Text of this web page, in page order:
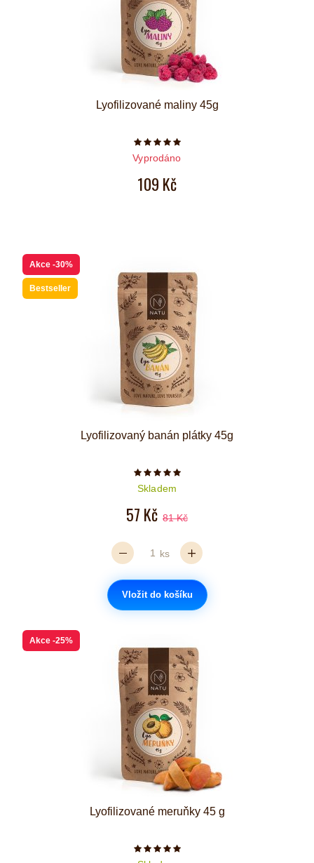
Lyofilizované maliny 45g
Počet hvězdiček je 5 z 5
Vyprodáno
109 Kč
Akce -30%
Bestseller
Lyofilizovaný banán plátky 45g
Počet hvězdiček je 5 z 5
Skladem
57 Kč 81 Kč
ks
Vložit do košíku
Akce -25%
Lyofilizované meruňky 45 g
Počet hvězdiček je 5 z 5